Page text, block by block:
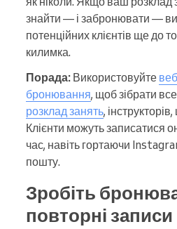
знайти — і забронювати —
потенційних клієнтів ще до
килимка.
Порада: Використовуйте
бронювання, щоб зібрати
розклад занять,
Клієнти можуть записатися
час, навіть гортаючи
пошту.
Зробіть
повторні